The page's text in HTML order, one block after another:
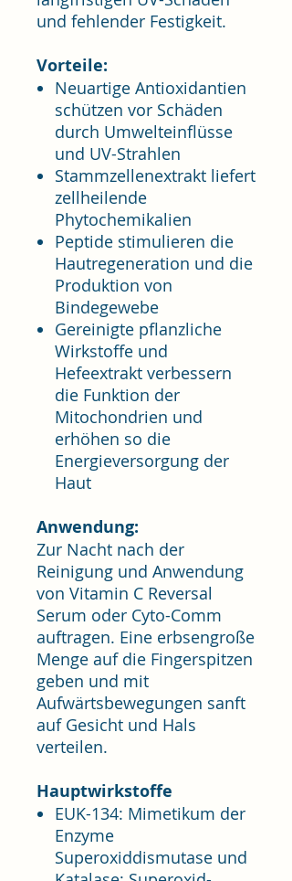
und fehlender Festigkeit.
Vorteile:
Neuartige Antioxidantien
schützen vor Schäden
durch Umwelteinflüsse
und UV-Strahlen
Stammzellenextrakt liefert
zellheilende
Phytochemikalien
Peptide stimulieren die
Hautregeneration und die
Produktion von
Bindegewebe
Gereinigte pflanzliche
Wirkstoffe und
Hefeextrakt verbessern
die Funktion der
Mitochondrien und
erhöhen so die
Energieversorgung der
Haut
Anwendung:
Zur Nacht nach der
Reinigung und Anwendung
von Vitamin C Reversal
Serum oder Cyto-Comm
auftragen. Eine erbsengroße
Menge auf die Fingerspitzen
geben und mit
Aufwärtsbewegungen sanft
auf Gesicht und Hals
verteilen.
Hauptwirkstoffe
EUK-134: Mimetikum der
Enzyme
Superoxiddismutase und